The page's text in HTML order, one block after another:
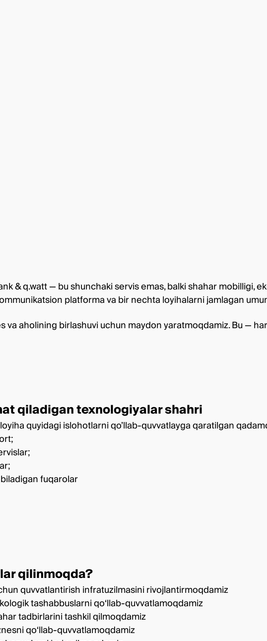
& q.watt — bu shunchaki servis emas, balki shahar mobilligi,
platforma va bir nechta loyihalarni jamlagan
va aholining birlashuvi uchun maydon yaratmoqdamiz. Bu —
qiladigan texnologiyalar shahri
quyidagi islohotlarni qo’llab-quvvatlayga qaratilgan
fuqarolar
qilinmoqda?
quvvatlantirish infratuzilmasini rivojlantirmoqdamiz
tashabbuslarni qo‘llab-quvvatlamoqdamiz
tadbirlarini tashkil qilmoqdamiz
qo‘llab-quvvatlamoqdamiz